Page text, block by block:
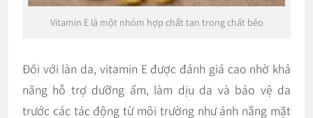
Vitamin E là một nhóm hợp chất tan trong chất béo
Đối với làn da, vitamin E được đánh giá cao nhờ khả
năng hỗ trợ dưỡng ẩm, làm dịu da và bảo vệ da
trước các tác động từ môi trường như ánh nắng mặt